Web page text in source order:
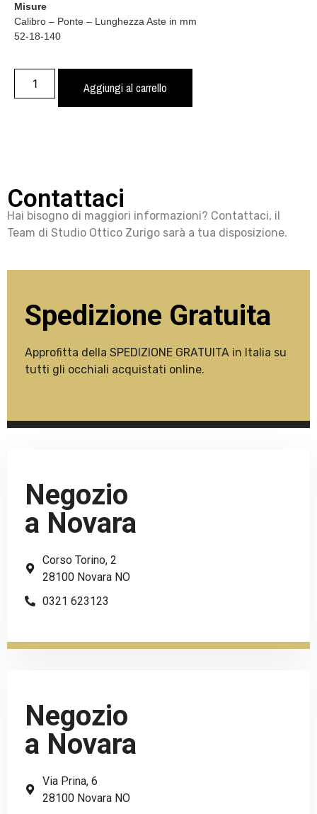
Misure
Calibro – Ponte – Lunghezza Aste in mm
52-18-140
Aggiungi al carrello
Contattaci
Hai bisogno di maggiori informazioni? Contattaci, il
Team di Studio Ottico Zurigo sarà a tua disposizione.
Spedizione Gratuita
Approfitta della SPEDIZIONE GRATUITA in Italia su
tutti gli occhiali acquistati online.
Negozio
a Novara
Corso Torino, 2
28100 Novara NO
0321 623123
Negozio
a Novara
Via Prina, 6
28100 Novara NO